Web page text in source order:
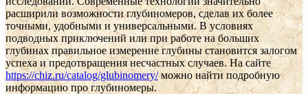
расширили возможности глубиномеров, сделав их более
точными, удобными и универсальными. В условиях
подводных приключений или при работе на больших
глубинах правильное измерение глубины становится залогом
успеха и предотвращения несчастных случаев. На сайте
https://chiz.ru/catalog/glubinomery/можно найти подробную
информацию про глубиномеры.